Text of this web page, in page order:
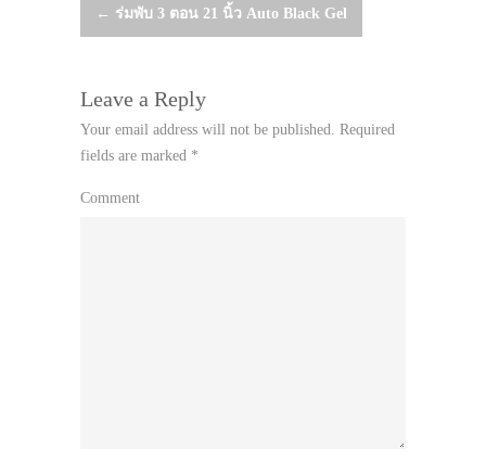
Post
← ร่มพับ 3 ตอน 21 นิ้ว Auto Black Gel
Leave a Reply
Your email address will not be published. Required
fields are marked *
Comment